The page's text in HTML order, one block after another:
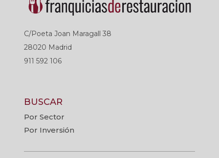
C/Poeta Joan Maragall 38
28020 Madrid
911 592 106
BUSCAR
Por Sector
Por Inversión